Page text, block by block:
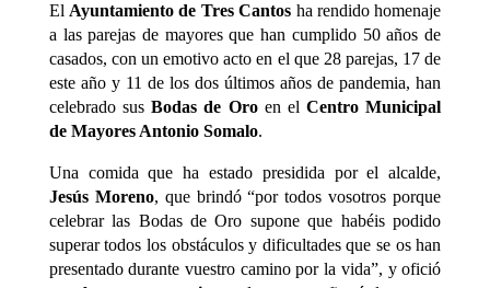
ElAyuntamiento de Tres Cantos ha rendido homenaje
a las parejas de mayores que han cumplido 50 años de
casados, con un emotivo acto en el que 28 parejas, 17 de
este año y 11 de los dos últimos años de pandemia, han
celebrado susBodas de Oroen elCentro Municipal
de Mayores Antonio Somalo.
Una comida que ha estado presidida por el alcalde,
Jesús Moreno, que brindó “por todos vosotros porque
celebrar las Bodas de Oro supone que habéis podido
superar todos los obstáculos y dificultades que se os han
presentado durante vuestro camino por la vida”, y ofició